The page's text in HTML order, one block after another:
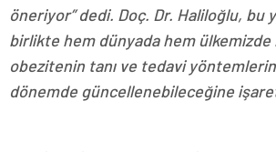
öneriyor” dedi. Doç. Dr. Haliloğlu, bu
birlikte hem dünyada hem ülkemizde
obezitenin tanı ve tedavi
dönemde güncellenebileceğine